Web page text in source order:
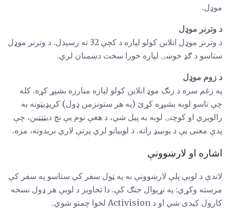
موډل.
د وترنر موډل
د وترنر موډل انلاین کولو لپاره د کچې 32 ته رسېدل. د وترنر موډل
ستاسو د ګډ خوښۍ لپاره خورا سخت دښمنان لري.
د زوم موډل
په زغم سره د زنګ موډ انلاین کولو لپاره مبارزه بشپړ کړه. کله
چې تاسو لوبه بشپړه کړئ (په هر ستونزمن ډول) کریډیټونه به
رالویږي او کوچنۍ لوبه به پیل شي، د هغې نوم یې نچ دیټټټین، چې
پدې معنی یې د یونییډ راته. د لوبیانو لرې پرتې لاري بریدونه، مزه.
اشاره او لارښوونې
لاندې د لوبې پلې لارښوونې به په ټول سفر کې ستاسو په سفر کې
مرسته وکړي: په نړیوال جنګ کې. دا تجاویز د لوبې هر ډول نسخه
کارول کیدی شي او د Activision لخوا چمتو شوي.